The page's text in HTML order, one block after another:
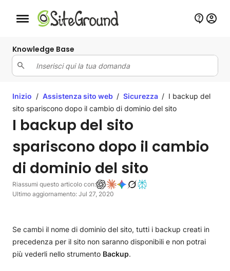
Bottone navigazione da mobile
Knowledge Base
Inizio / Assistenza sito web / Sicurezza / I backup del
sito spariscono dopo il cambio di dominio del sito
I backup del sito
spariscono dopo il cambio
di dominio del sito
Riassumi questo articolo con:
Ultimo aggiornamento: Jul 27, 2020
Se cambi il nome di dominio del sito, tutti i backup creati in
precedenza per il sito non saranno disponibili e non potrai
più vederli nello strumento Backup.